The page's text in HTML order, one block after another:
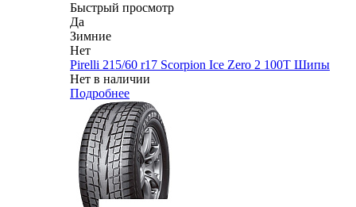
Быстрый просмотр
Да
Зимние
Нет
Pirelli 215/60 r17 Scorpion Ice Zero 2 100T Шипы
Нет в наличии
Подробнее